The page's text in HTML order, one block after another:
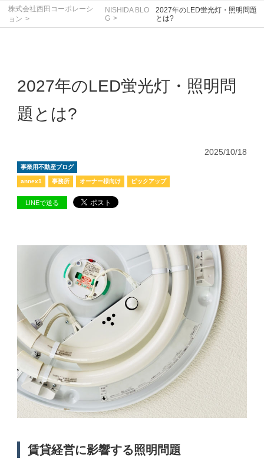
株式会社西田コーポレーシ
ョン
NISHIDA BLO
G
2027年のLED蛍光灯・照明問題
とは?
2027年のLED蛍光灯・照明問
題とは?
2025/10/18
事業用不動産ブログ
annex1 事務所 オーナー様向け ピックアップ
LINEで送る
賃貸経営に影響する照明問題